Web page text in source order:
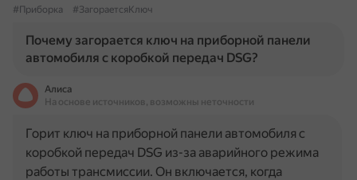
#Приборка
#ЗагораетсяКлюч
Почему загорается ключ на приборной панели
автомобиля с коробкой передач DSG?
Алиса
На основе источников, возможны неточности
Горит ключ на приборной панели автомобиля с
коробкой передач DSG из-за аварийного режима
работы трансмиссии. Он включается, когда